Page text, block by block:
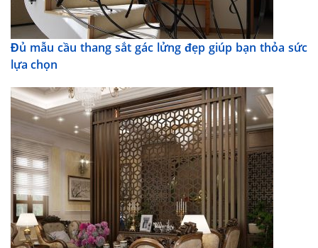
Đủ mẫu cầu thang sắt gác lửng đẹp giúp bạn thỏa sức
lựa chọn